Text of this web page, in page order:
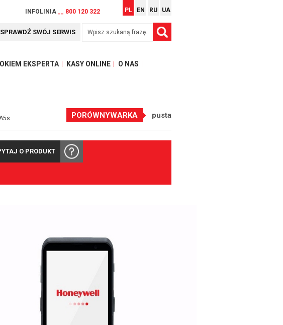
INFOLINIA __ 800 120 322 PL EN RU UA
SPRAWDŹ SWÓJ SERWIS
OKIEM EKSPERTA KASY ONLINE O NAS
PORÓWNYWARKA pusta
O PRODUKT